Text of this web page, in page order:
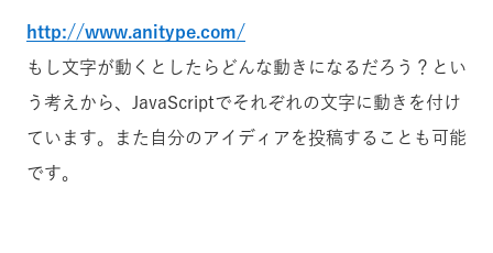
http://www.anitype.com/
もし文字が動くとしたらどんな動きになるだろう？とい
う考えから、JavaScriptでそれぞれの文字に動きを付け
ています。また自分のアイディアを投稿することも可能
です。